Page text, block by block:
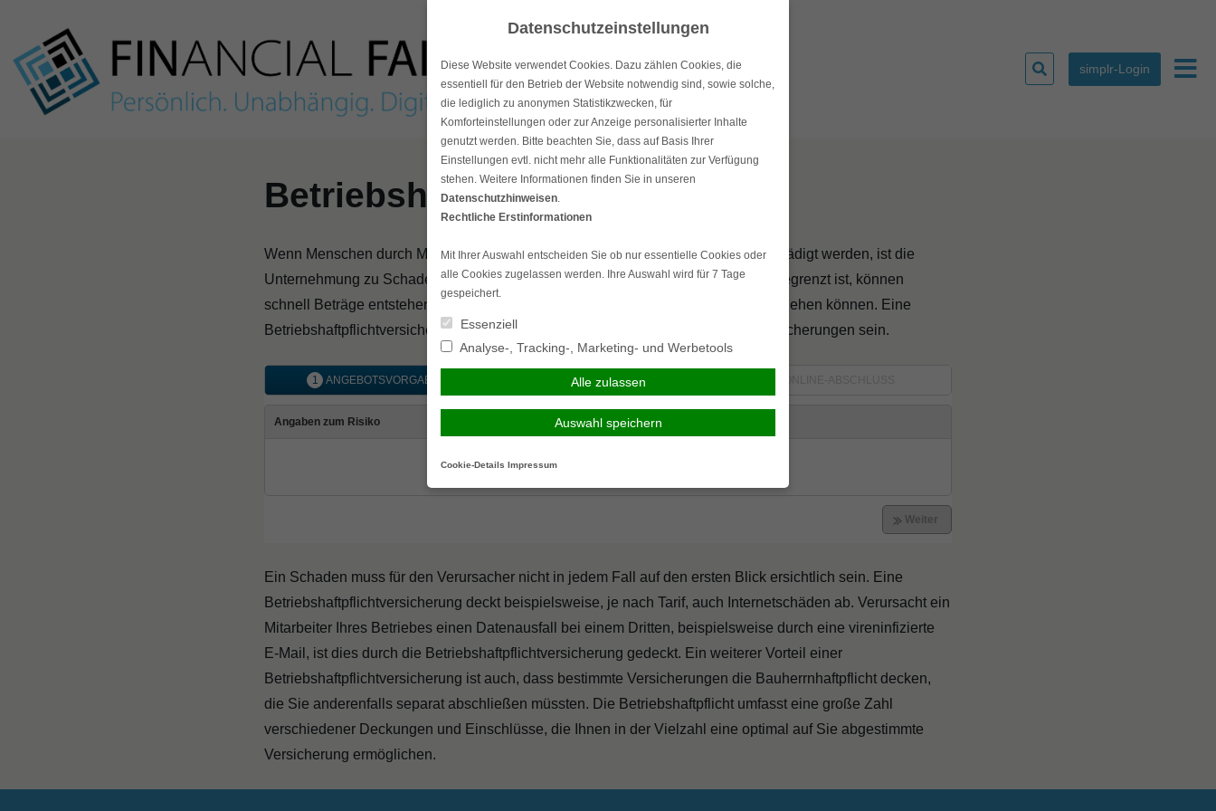
content
Suchen
nach:
simplr-Login
Betriebshaftpflicht
Wenn Menschen durch Mitarbeiter oder Gerätschaften Ihres Unternehmens geschädigt werden, ist die
Unternehmung zu Schadensersatz verpflichtet. Da die Höhe dieses Ersatzes unbegrenzt ist, können
schnell Beträge entstehen, die Ihnen und dem Geschäft die Existenzfähigkeit entziehen können. Eine
Betriebshaftpflichtversicherung sollte daher für jeden Betrieb eine der ersten Versicherungen sein.
Ein Schaden muss für den Verursacher nicht in jedem Fall auf den ersten Blick ersichtlich sein. Eine
Betriebshaftpflichtversicherung deckt beispielsweise, je nach Tarif, auch Internetschäden ab. Verursacht ein
Mitarbeiter Ihres Betriebes einen Datenausfall bei einem Dritten, beispielsweise durch eine vireninfizierte
E-Mail, ist dies durch die Betriebshaftpflichtversicherung gedeckt. Ein weiterer Vorteil einer
Betriebshaftpflichtversicherung ist auch, dass bestimmte Versicherungen die Bauherrnhaftpflicht decken,
die Sie anderenfalls separat abschließen müssten. Die Betriebshaftpflicht umfasst eine große Zahl
verschiedener Deckungen und Einschlüsse, die Ihnen in der Vielzahl eine optimal auf Sie abgestimmte
Versicherung ermöglichen.
Datenschutzeinstellungen
Diese Website verwendet Cookies. Dazu zählen Cookies, die
essentiell für den Betrieb der Website notwendig sind, sowie solche,
die lediglich zu anonymen Statistikzwecken, für
Komforteinstellungen oder zur Anzeige personalisierter Inhalte
genutzt werden. Bitte beachten Sie, dass auf Basis Ihrer
Einstellungen evtl. nicht mehr alle Funktionalitäten zur Verfügung
stehen. Weitere Informationen finden Sie in unseren
Datenschutzhinweisen.
Rechtliche Erstinformationen
Mit Ihrer Auswahl entscheiden Sie ob nur essentielle Cookies oder
alle Cookies zugelassen werden. Ihre Auswahl wird für 7 Tage
gespeichert.
Essenziell
Analyse-, Tracking-, Marketing- und Werbetools
Alle zulassen
Auswahl speichern
Cookie-Details Impressum